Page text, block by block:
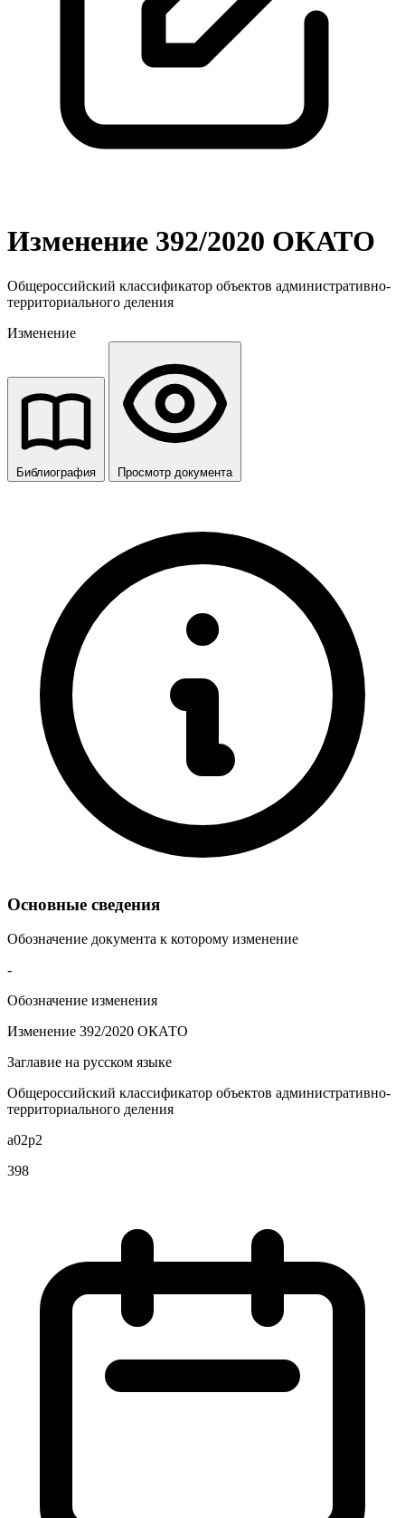
Изменение 392/2020 ОКАТО
Общероссийский классификатор объектов административно-
территориального деления
Изменение
Библиография Просмотр документа
Основные сведения
Обозначение документа к которому изменение
-
Обозначение изменения
Изменение 392/2020 ОКАТО
Заглавие на русском языке
Общероссийский классификатор объектов административно-
территориального деления
a02p2
398